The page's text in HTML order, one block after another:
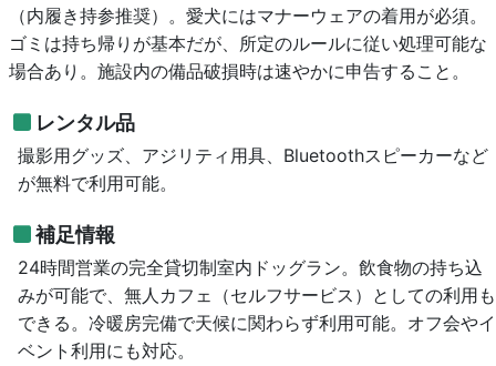
（内履き持参推奨）。愛犬にはマナーウェアの着用が必須。
ゴミは持ち帰りが基本だが、所定のルールに従い処理可能な
場合あり。施設内の備品破損時は速やかに申告すること。
レンタル品
撮影用グッズ、アジリティ用具、Bluetoothスピーカーなど
が無料で利用可能。
補足情報
24時間営業の完全貸切制室内ドッグラン。飲食物の持ち込
みが可能で、無人カフェ（セルフサービス）としての利用も
できる。冷暖房完備で天候に関わらず利用可能。オフ会やイ
ベント利用にも対応。